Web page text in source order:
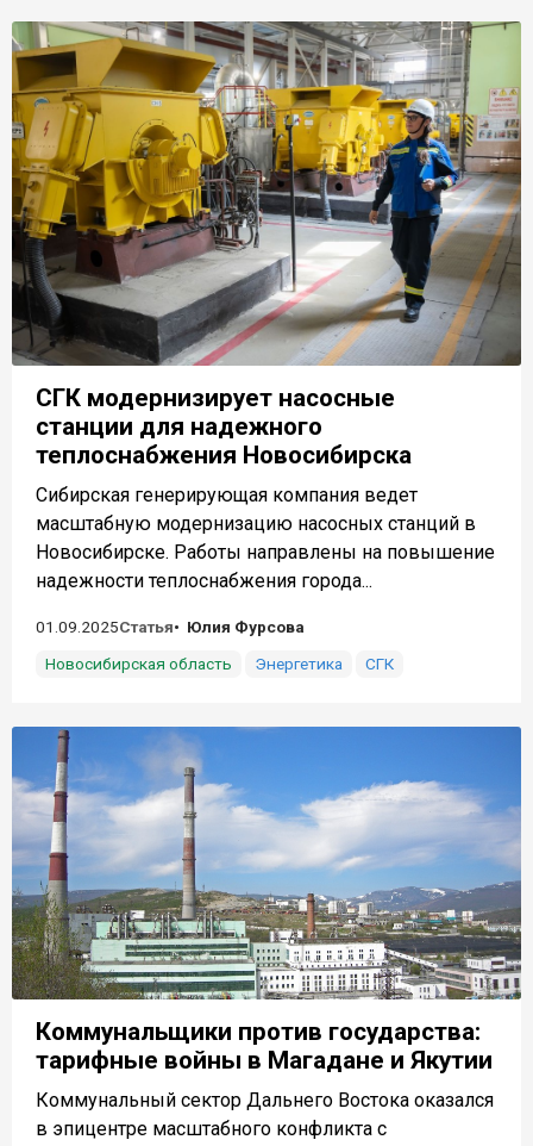
СГК модернизирует насосные
станции для надежного
теплоснабжения Новосибирска
Сибирская генерирующая компания ведет
масштабную модернизацию насосных станций в
Новосибирске. Работы направлены на повышение
надежности теплоснабжения города...
01.09.2025Статья
Юлия Фурсова
Новосибирская область
Энергетика СГК
Коммунальщики против государства:
тарифные войны в Магадане и Якутии
Коммунальный сектор Дальнего Востока оказался
в эпицентре масштабного конфликта с